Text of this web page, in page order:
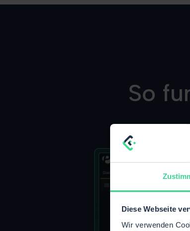
Diese Webseite
Wir verwenden
So